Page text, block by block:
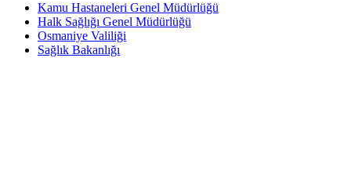
Kamu Hastaneleri Genel Müdürlüğü
Halk Sağlığı Genel Müdürlüğü
Osmaniye Valiliği
Sağlık Bakanlığı